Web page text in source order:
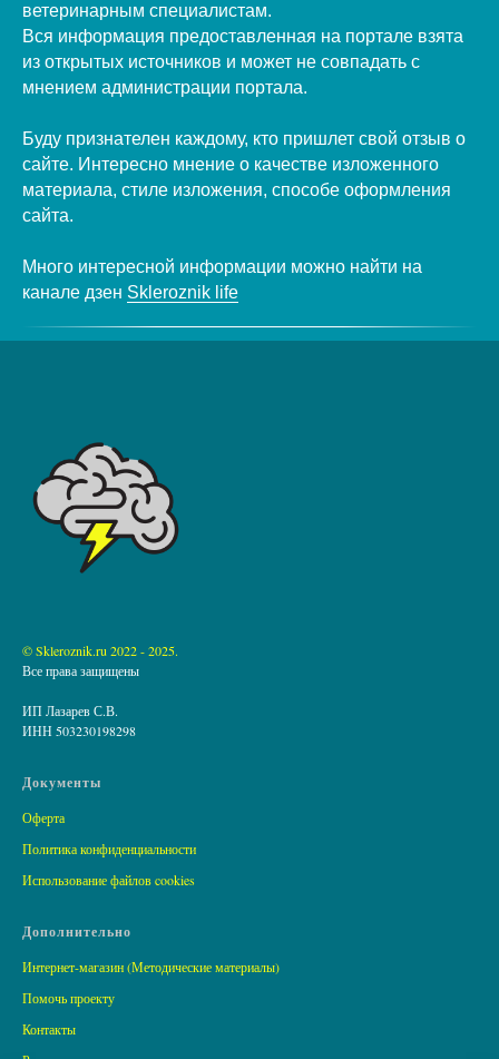
ветеринарным специалистам.
Вся информация предоставленная на портале взята
из открытых источников и может не совпадать с
мнением администрации портала.
Буду признателен каждому, кто пришлет свой отзыв о
сайте. Интересно мнение о качестве изложенного
материала, стиле изложения, способе оформления
сайта.
Много интересной информации можно найти на
канале дзен Skleroznik life
© Skleroznik.ru 2022 - 2025.
Все права защищены
ИП Лазарев С.В.
ИНН 503230198298
Документы
Оферта
Политика конфиденциальности
Использование файлов cookies
Дополнительно
Интернет-магазин (Методические материалы)
Помочь проекту
Контакты